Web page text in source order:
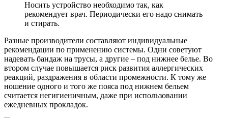
Носить устройство необходимо так, как
рекомендует врач. Периодически его надо снимать
и стирать.
Разные производители составляют индивидуальные
рекомендации по применению системы. Одни советуют
надевать бандаж на трусы, а другие – под нижнее белье. Во
втором случае повышается риск развития аллергических
реакций, раздражения в области промежности. К тому же
ношение одного и того же пояса под нижнем бельем
считается негигиеничным, даже при использовании
ежедневных прокладок.